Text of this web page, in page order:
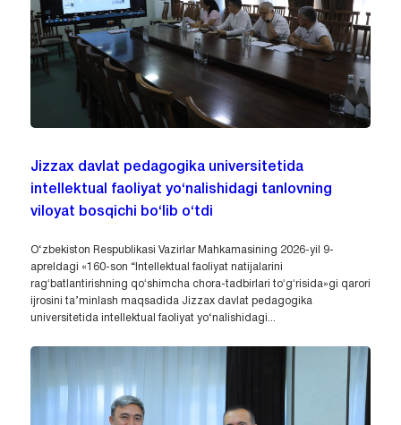
Jizzax davlat pedagogika universitetida
intellektual faoliyat yo‘nalishidagi tanlovning
viloyat bosqichi bo‘lib o‘tdi
O‘zbekiston Respublikasi Vazirlar Mahkamasining 2026-yil 9-
apreldagi «160-son “Intellektual faoliyat natijalarini
ragʻbatlantirishning qoʻshimcha chora-tadbirlari toʻgʻrisida»gi qarori
ijrosini ta’minlash maqsadida Jizzax davlat pedagogika
universitetida intellektual faoliyat yo‘nalishidagi...